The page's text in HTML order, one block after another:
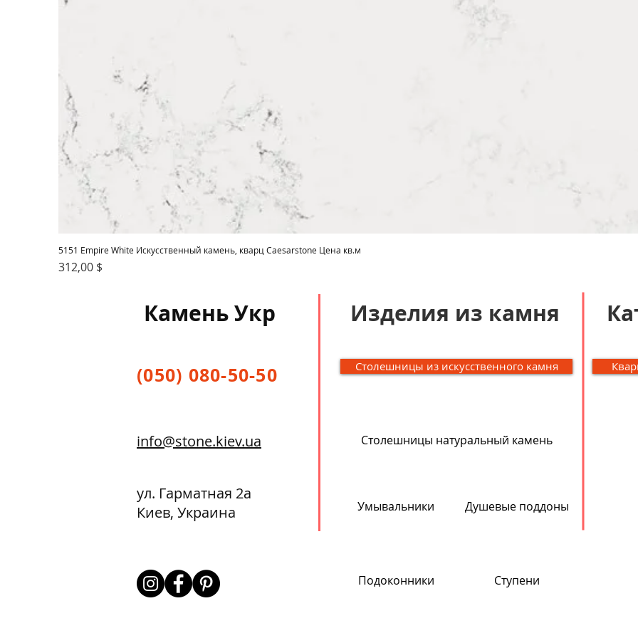
5151 Empire White Искусственный камень, кварц Caesarstone Цена кв.м
Цена
312,00 $
Камень Укр Изделия из камня
(050) 080-50-50 Столешницы из искусственного камня
info@stone.kiev.ua Столешницы натуральный камень
ул. Гарматная 2а
Киев, Украина
Умывальники Душевые поддоны
Подоконники Ступени